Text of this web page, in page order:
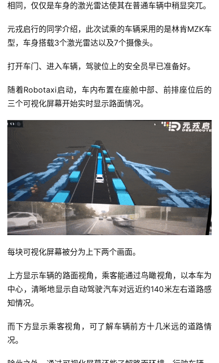
相同，仅仅是车身的激光雷达使其在普通车辆中稍显突兀。
元戎启行的同学介绍，此次试乘的车辆采用的是林肯MZK车
型，车身搭载3个激光雷达以及7个摄像头。
打开车门、进入车辆，驾驶位上的安全员早已准备好。
随着Robotaxi启动，车内布置在座舱中部、前排座位后的
三个可视化屏幕开始实时显示路面情况。
每块可视化屏幕被分为上下两个画面。
上方显示车辆的路面视角，乘客能通过鸟瞰视角，以本车为
中心，清晰地显示自动驾驶汽车对远近约140米左右道路感
知情况。
而下方显示乘客视角，可了解车辆前方十几米远的道路情
况。